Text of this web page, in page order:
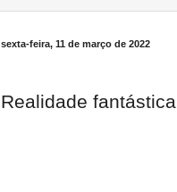
sexta-feira, 11 de março de 2022
Realidade fantástica